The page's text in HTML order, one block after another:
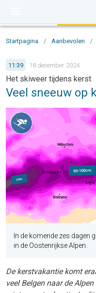
Startpagina / Aanbevolen /
11:39 18 december 2024
Het skiweer tijdens kerst
Veel sneeuw op
In de komende zes dagen
in de Oostenrijkse Alpen.
De kerstvakantie komt
veel Belgen naar de